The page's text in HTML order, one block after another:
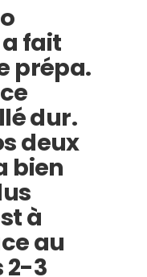
a fait
prépa.
dur.
deux
bien
à
au
2-3